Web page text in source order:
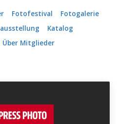
Fotofestival
Fotogalerie
Katalog
Über Mitglieder